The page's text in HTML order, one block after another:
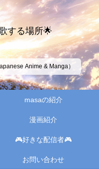
する場所🌟
Anime & Manga）
masaの紹介
漫画紹介
🎮好きな配信者🎮
お問い合わせ